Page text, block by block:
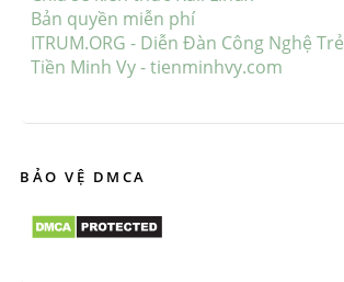
Bản quyền miễn phí
ITRUM.ORG - Diễn Đàn Công Nghệ Trẻ
Tiền Minh Vy - tienminhvy.com
BẢO VỆ DMCA